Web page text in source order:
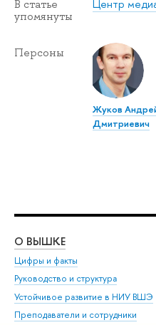
В статье
упомянуты
Центр
Персоны
Жуков
Дмитриевич
О ВЫШКЕ
Цифры и факты
Руководство и структура
Устойчивое развитие в НИУ ВШЭ
Преподаватели и сотрудники